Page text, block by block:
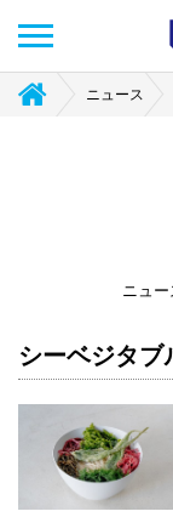
ニュース
ニュー
シーベジタブ